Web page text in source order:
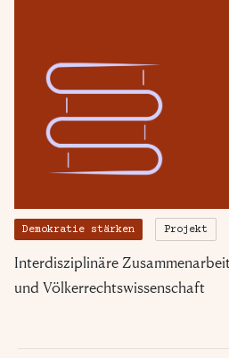
Demokratie stärken Projekt
Interdisziplinäre
und Völkerrechtswissenschaft